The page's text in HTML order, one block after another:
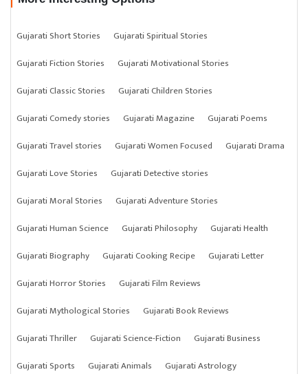
Gujarati Short Stories
Gujarati Spiritual Stories
Gujarati Fiction Stories
Gujarati Motivational Stories
Gujarati Classic Stories
Gujarati Children Stories
Gujarati Comedy stories
Gujarati Magazine
Gujarati Poems
Gujarati Travel stories
Gujarati Women Focused
Gujarati Drama
Gujarati Love Stories
Gujarati Detective stories
Gujarati Moral Stories
Gujarati Adventure Stories
Gujarati Human Science
Gujarati Philosophy
Gujarati Health
Gujarati Biography
Gujarati Cooking Recipe
Gujarati Letter
Gujarati Horror Stories
Gujarati Film Reviews
Gujarati Mythological Stories
Gujarati Book Reviews
Gujarati Thriller
Gujarati Science-Fiction
Gujarati Business
Gujarati Sports
Gujarati Animals
Gujarati Astrology